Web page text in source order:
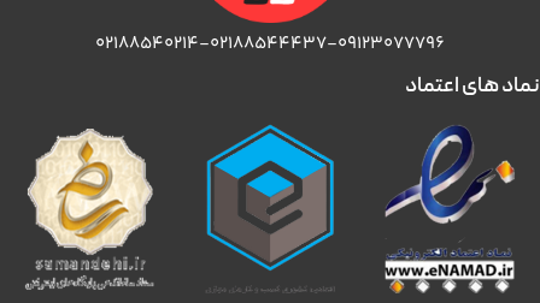
۰۲۱۸۸۵۴۰۲۱۴-۰۲۱۸۸۵۴۴۴۳۷-۰۹۱۲۳۰۷۷۷۹۶
نماد های اعتماد